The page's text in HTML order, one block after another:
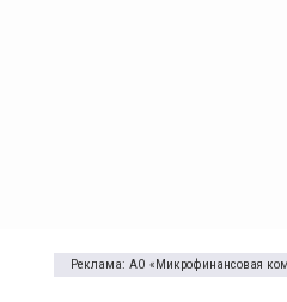
Реклама: АО «Микрофинансовая